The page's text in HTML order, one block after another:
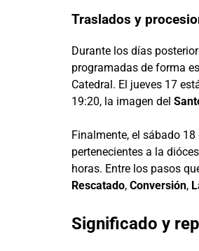
Traslados y
Durante los días
programadas de forma
Catedral. El jueves 17
19:20, la imagen del
Finalmente, el sábado
pertenecientes a la
horas. Entre los pasos
Rescatado, Conversión,
Significado y